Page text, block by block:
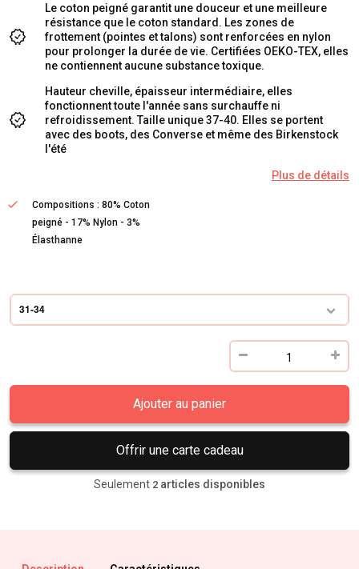
Le coton peigné garantit une douceur et une meilleure
résistance que le coton standard. Les zones de
frottement (pointes et talons) sont renforcées en nylon
pour prolonger la durée de vie. Certifiées OEKO-TEX, elles
ne contiennent aucune substance toxique.
Hauteur cheville, épaisseur intermédiaire, elles
fonctionnent toute l'année sans surchauffe ni
refroidissement. Taille unique 37-40. Elles se portent
avec des boots, des Converse et même des Birkenstock
l'été
Plus de détails
Compositions : 80% Coton
peigné - 17% Nylon - 3%
Élasthanne
31-34
Ajouter au panier
Offrir une carte cadeau
Seulement 2 articles disponibles